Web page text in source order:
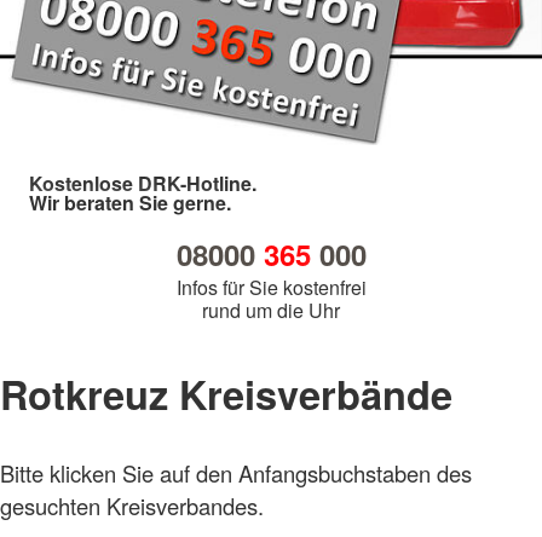
Kostenlose DRK-Hotline.
Wir beraten Sie gerne.
08000 365000
Infos für Sie kostenfrei
rund um die Uhr
Rotkreuz Kreisverbände
Bitte klicken Sie auf den Anfangsbuchstaben des
gesuchten Kreisverbandes.